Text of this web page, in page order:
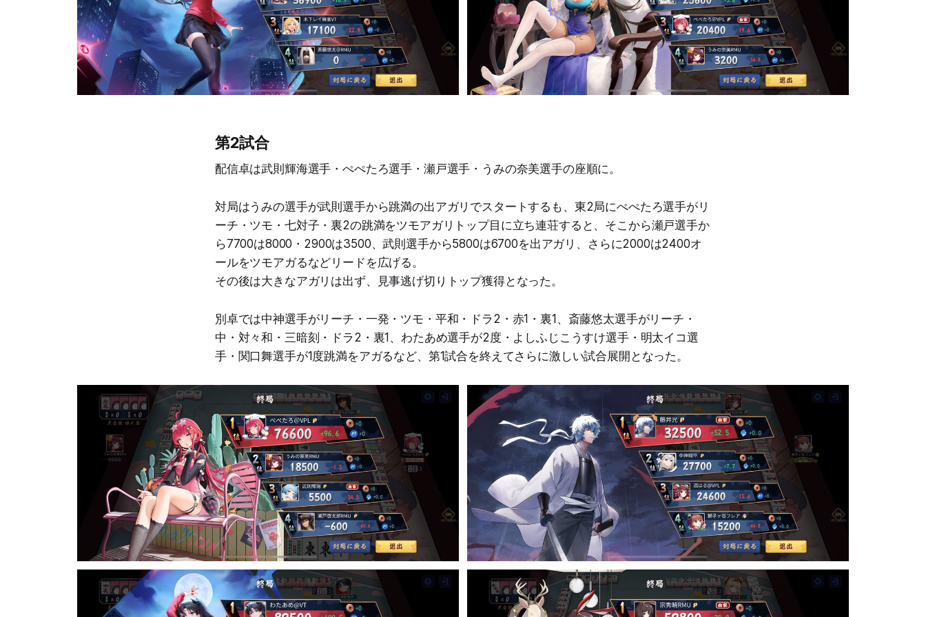
第2試合
配信卓は武則輝海選手・ぺぺたろ選手・瀬戸選手・うみの奈美選手の座順に。
対局はうみの選手が武則選手から跳満の出アガリでスタートするも、東2局にぺぺたろ選手がリ
ーチ・ツモ・七対子・裏2の跳満をツモアガリトップ目に立ち連荘すると、そこから瀬戸選手か
ら7700は8000・2900は3500、武則選手から5800は6700を出アガリ、さらに2000は2400オ
ールをツモアガるなどリードを広げる。
その後は大きなアガリは出ず、見事逃げ切りトップ獲得となった。
別卓では中神選手がリーチ・一発・ツモ・平和・ドラ2・赤1・裏1、斎藤悠太選手がリーチ・
中・対々和・三暗刻・ドラ2・裏1、わたあめ選手が2度・よしふじこうすけ選手・明太イコ選
手・関口舞選手が1度跳満をアガるなど、第1試合を終えてさらに激しい試合展開となった。